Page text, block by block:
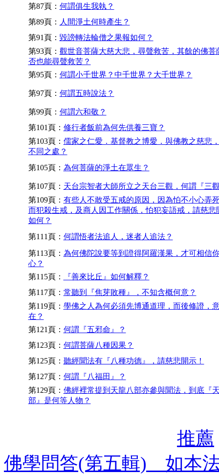
第87頁： 何謂俱生我執？
第89頁： 人間淨土何時產生？
第91頁： 毀謗轉法輪僧之果報如何？
第93頁： 觀世音菩薩大慈大悲，尋聲救苦，其餘的佛菩
否也能尋聲救苦？
第95頁： 何謂小千世界？中千世界？大千世界？
第97頁： 何謂五時說法？
第99頁： 何謂六和敬？
第101頁： 修行者飯前為何先供養三寶？
第103頁： 儒家之仁愛．基督教之博愛．與佛教之慈悲
不同之處？
第105頁： 為何菩薩的淨土在眾生？
第107頁： 天台宗智者大師所立之天台三觀，何謂『三
第109頁： 有些人不敢受五戒的原因，因為怕不小心弄
而犯殺生戒，及商人因工作關係，怕犯妄語戒，請慈悲
如何？
第111頁： 何謂悟者法追人，迷者人追法？
第113頁： 為何佛陀說要等到證得阿羅漢果，才可相信
心？
第115頁：
『善來比丘』如何解釋？
第117頁： 常聽到『焦芽敗種』，不知含概何意？
第119頁： 學佛之人為何必須先博通道理，而後修證，
在？
第121頁： 何謂『五邪命』？
第123頁： 何謂菩薩八種因果？
第125頁： 聽經聞法有『八種功德』，請慈悲開示！
第127頁： 何謂『八福田』？
第129頁： 佛經裡常提到天龍八部亦參與聞法，到底『
部』是何等人物？
推薦
佛學問答(第五輯) 如本